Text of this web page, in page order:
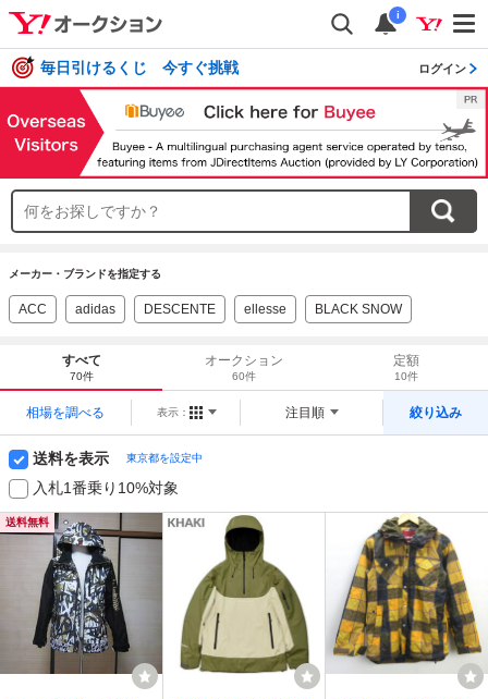
i
毎日引けるくじ 今すぐ挑戦 ログイン
メーカー・ブランドを指定する
ACC adidas DESCENTE ellesse BLACK SNOW
すべて
70件
オークション
60件
定額
10件
相場を調べる 表示： 注目順 絞り込み
送料を表示 東京都を設定中
入札1番乗り10%対象
送料無料